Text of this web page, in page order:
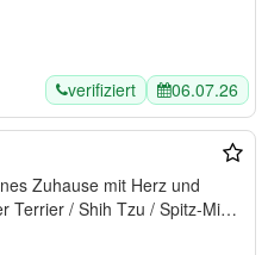
verifiziert 06.07.26
Zuhause mit Herz und